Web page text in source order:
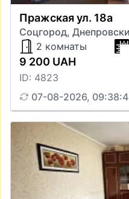
Пражская ул. 18а
Соцгород,
2 комнаты
9 200 UAH
ID: 4823
07-08-2026,